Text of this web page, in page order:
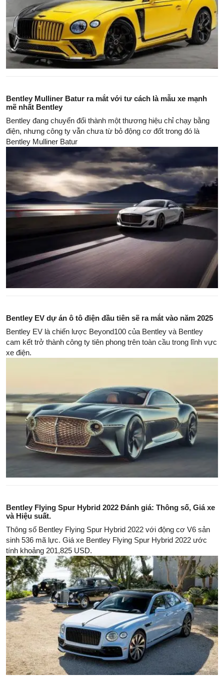
Bentley Mulliner Batur ra mắt với tư cách là mẫu xe mạnh
mẽ nhất Bentley
Bentley đang chuyển đổi thành một thương hiệu chỉ chạy bằng
điện, nhưng công ty vẫn chưa từ bỏ động cơ đốt trong đó là
Bentley Mulliner Batur
Bentley EV dự án ô tô điện đầu tiên sẽ ra mắt vào năm 2025
Bentley EV là chiến lược Beyond100 của Bentley và Bentley
cam kết trở thành công ty tiên phong trên toàn cầu trong lĩnh vực
xe điện.
Bentley Flying Spur Hybrid 2022 Đánh giá: Thông số, Giá xe
và Hiệu suất.
Thông số Bentley Flying Spur Hybrid 2022 với động cơ V6 sản
sinh 536 mã lực. Giá xe Bentley Flying Spur Hybrid 2022 ước
tính khoảng 201,825 USD.